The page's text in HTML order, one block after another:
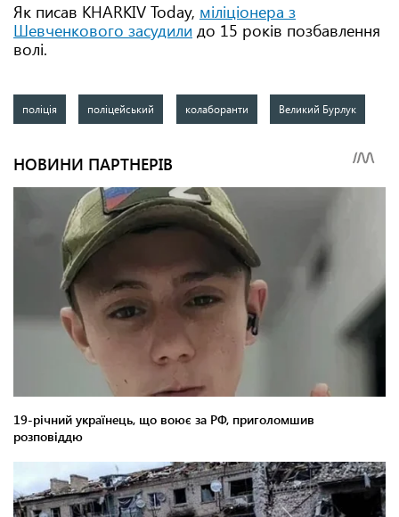
Як писав KHARKIV Today, міліціонера з
Шевченкового засудили до 15 років позбавлення
волі.
поліція поліцейський колаборанти Великий Бурлук